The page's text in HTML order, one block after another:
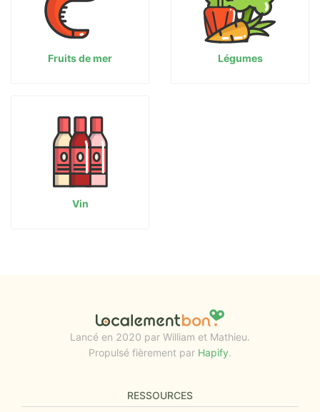
Fruits de mer Légumes
Vin
Lancé en 2020 par William et Mathieu.
Propulsé fièrement par Hapify.
RESSOURCES